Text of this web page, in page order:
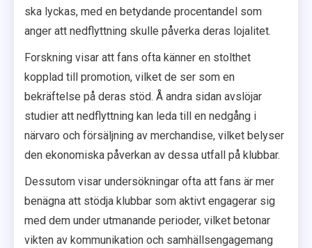
ska lyckas, med en betydande procentandel som
anger att nedflyttning skulle påverka deras lojalitet.
Forskning visar att fans ofta känner en stolthet
kopplad till promotion, vilket de ser som en
bekräftelse på deras stöd. Å andra sidan avslöjar
studier att nedflyttning kan leda till en nedgång i
närvaro och försäljning av merchandise, vilket belyser
den ekonomiska påverkan av dessa utfall på klubbar.
Dessutom visar undersökningar ofta att fans är mer
benägna att stödja klubbar som aktivt engagerar sig
med dem under utmanande perioder, vilket betonar
vikten av kommunikation och samhällsengagemang